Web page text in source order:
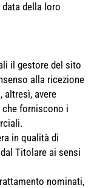
data della loro
il gestore del sito
alla ricezione
altresì, avere
forniscono i
in qualità di
Titolare ai sensi
nominati,